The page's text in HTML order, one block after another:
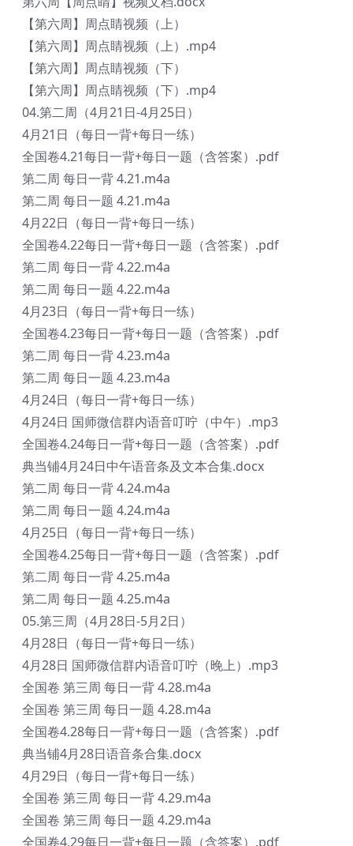
【第六周】周点睛视频（上）
【第六周】周点睛视频（上）.mp4
【第六周】周点睛视频（下）
【第六周】周点睛视频（下）.mp4
04.第二周（4月21日-4月25日）
4月21日（每日一背+每日一练）
全国卷4.21每日一背+每日一题（含答案）.pdf
第二周 每日一背 4.21.m4a
第二周 每日一题 4.21.m4a
4月22日（每日一背+每日一练）
全国卷4.22每日一背+每日一题（含答案）.pdf
第二周 每日一背 4.22.m4a
第二周 每日一题 4.22.m4a
4月23日（每日一背+每日一练）
全国卷4.23每日一背+每日一题（含答案）.pdf
第二周 每日一背 4.23.m4a
第二周 每日一题 4.23.m4a
4月24日（每日一背+每日一练）
4月24日 国师微信群内语音叮咛（中午）.mp3
全国卷4.24每日一背+每日一题（含答案）.pdf
典当铺4月24日中午语音条及文本合集.docx
第二周 每日一背 4.24.m4a
第二周 每日一题 4.24.m4a
4月25日（每日一背+每日一练）
全国卷4.25每日一背+每日一题（含答案）.pdf
第二周 每日一背 4.25.m4a
第二周 每日一题 4.25.m4a
05.第三周（4月28日-5月2日）
4月28日（每日一背+每日一练）
4月28日 国师微信群内语音叮咛（晚上）.mp3
全国卷 第三周 每日一背 4.28.m4a
全国卷 第三周 每日一题 4.28.m4a
全国卷4.28每日一背+每日一题（含答案）.pdf
典当铺4月28日语音条合集.docx
4月29日（每日一背+每日一练）
全国卷 第三周 每日一背 4.29.m4a
全国卷 第三周 每日一题 4.29.m4a
全国卷4.29每日一背+每日一题（含答案）.pdf